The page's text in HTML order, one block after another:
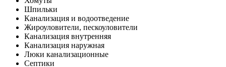
Шпильки
Канализация и водоотведение
Жироуловители, пескоуловители
Канализация внутренняя
Канализация наружная
Люки канализационные
Септики